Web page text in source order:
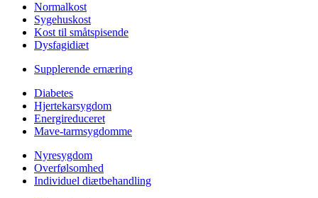
Normalkost
Sygehuskost
Kost til småtspisende
Dysfagidiæt
Supplerende ernæring
Diabetes
Hjertekarsygdom
Energireduceret
Mave-tarmsygdomme
Nyresygdom
Overfølsomhed
Individuel diætbehandling